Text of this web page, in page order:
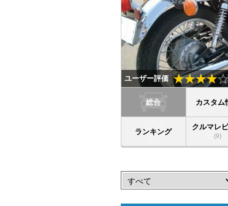
ユーザー評価
総合 カスタム
ランキング
クルマレ
(9)